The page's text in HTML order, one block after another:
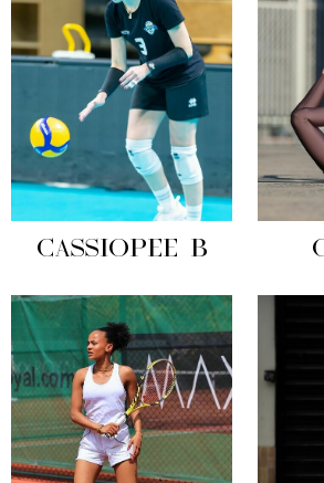
CASSIOPEE B